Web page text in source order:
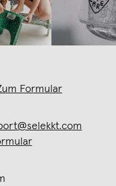
Formular